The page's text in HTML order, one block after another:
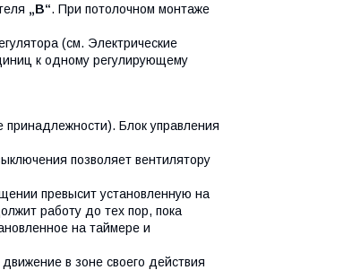
„B“. При потолочном монтаже
(см. Электрические
к одному регулирующему
принадлежности). Блок управления
позволяет вентилятору
превысит установленную на
работу до тех пор, пока
на таймере и
в зоне своего действия